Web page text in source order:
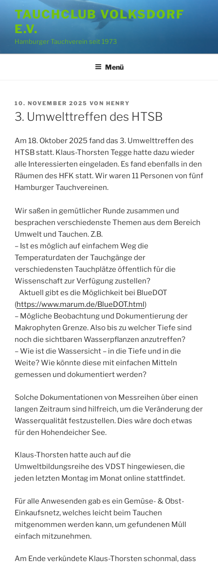
Inhalt
springen
TAUCHCLUB VOLKSDORF
E.V.
Hamburger Tauchverein seit 1973
Menü
VERÖFFENTLICHT
AM
10. NOVEMBER 2025 VON HENRY
3. Umwelttreffen des HTSB
Am 18. Oktober 2025 fand das 3. Umwelttreffen des
HTSB statt. Klaus-Thorsten Tegge hatte dazu wieder
alle Interessierten eingeladen. Es fand ebenfalls in den
Räumen des HFK statt. Wir waren 11 Personen von fünf
Hamburger Tauchvereinen.
Wir saßen in gemütlicher Runde zusammen und
besprachen verschiedenste Themen aus dem Bereich
Umwelt und Tauchen. Z.B.
– Ist es möglich auf einfachem Weg die
Temperaturdaten der Tauchgänge der
verschiedensten Tauchplätze öffentlich für die
Wissenschaft zur Verfügung zustellen?
Aktuell gibt es die Möglichkeit bei BlueDOT
(https://www.marum.de/BlueDOT.html)
– Mögliche Beobachtung und Dokumentierung der
Makrophyten Grenze. Also bis zu welcher Tiefe sind
noch die sichtbaren Wasserpflanzen anzutreffen?
– Wie ist die Wassersicht – in die Tiefe und in die
Weite? Wie könnte diese mit einfachen Mitteln
gemessen und dokumentiert werden?
Solche Dokumentationen von Messreihen über einen
langen Zeitraum sind hilfreich, um die Veränderung der
Wasserqualität festzustellen. Dies wäre doch etwas
für den Hohendeicher See.
Klaus-Thorsten hatte auch auf die
Umweltbildungsreihe des VDST hingewiesen, die
jeden letzten Montag im Monat online stattfindet.
Für alle Anwesenden gab es ein Gemüse- & Obst-
Einkaufsnetz, welches leicht beim Tauchen
mitgenommen werden kann, um gefundenen Müll
einfach mitzunehmen.
Am Ende verkündete Klaus-Thorsten schonmal, dass